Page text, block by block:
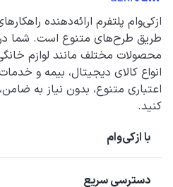
ازکی‌وام پلتفرم ارائه‌دهنده
طریق طرح‌های متنوع است. شما در
محصولات مختلف مانند لوازم
انواع کالای دیجیتال، بیمه و
اعتباری متنوع، بدون نیاز به
کنید.
با ازکی‌وام
دسترسی سریع